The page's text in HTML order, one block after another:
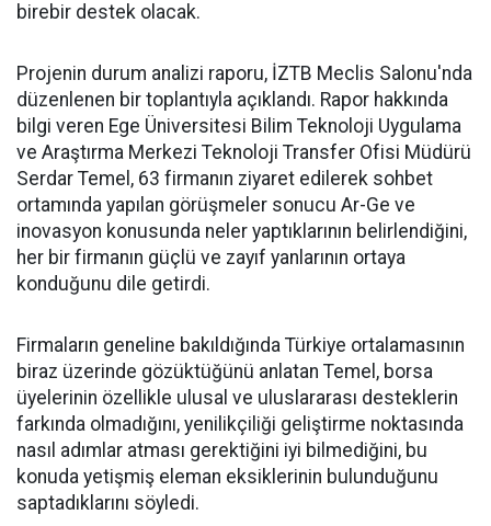
birebir destek olacak.
Projenin durum analizi raporu, İZTB Meclis Salonu'nda
düzenlenen bir toplantıyla açıklandı. Rapor hakkında
bilgi veren Ege Üniversitesi Bilim Teknoloji Uygulama
ve Araştırma Merkezi Teknoloji Transfer Ofisi Müdürü
Serdar Temel, 63 firmanın ziyaret edilerek sohbet
ortamında yapılan görüşmeler sonucu Ar-Ge ve
inovasyon konusunda neler yaptıklarının belirlendiğini,
her bir firmanın güçlü ve zayıf yanlarının ortaya
konduğunu dile getirdi.
Firmaların geneline bakıldığında Türkiye ortalamasının
biraz üzerinde gözüktüğünü anlatan Temel, borsa
üyelerinin özellikle ulusal ve uluslararası desteklerin
farkında olmadığını, yenilikçiliği geliştirme noktasında
nasıl adımlar atması gerektiğini iyi bilmediğini, bu
konuda yetişmiş eleman eksiklerinin bulunduğunu
saptadıklarını söyledi.